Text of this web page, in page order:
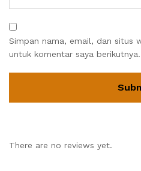
Simpan nama, email, dan situs
untuk komentar saya berikutnya.
There are no reviews yet.